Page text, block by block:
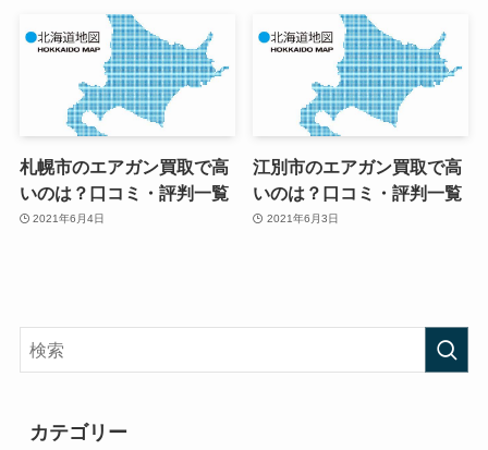
札幌市のエアガン買取で高
いのは？口コミ・評判一覧
2021年6月4日
江別市のエアガン買取で高
いのは？口コミ・評判一覧
2021年6月3日
カテゴリー